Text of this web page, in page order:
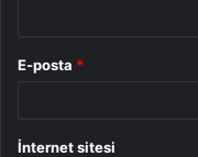
E-posta *
İnternet sitesi